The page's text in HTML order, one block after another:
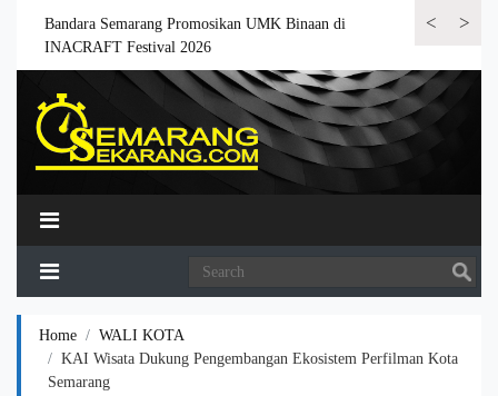
<
Bandara Semarang Promosikan UMK Binaan di
INACRAFT Festival 2026
Bandara>
Home
WALI KOTA
KAI Wisata Dukung Pengembangan Ekosistem Perfilman Kota
Semarang